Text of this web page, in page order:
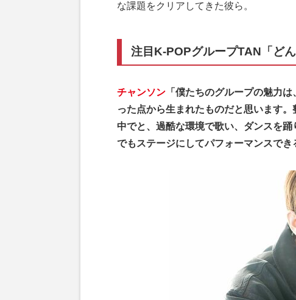
な課題をクリアしてきた彼ら。
注目K-POPグループTAN「ど
チャンソン 「僕たちのグループの魅力
った点から生まれたものだと思います
中でと、過酷な環境で歌い、ダンスを
でもステージにしてパフォーマンスでき